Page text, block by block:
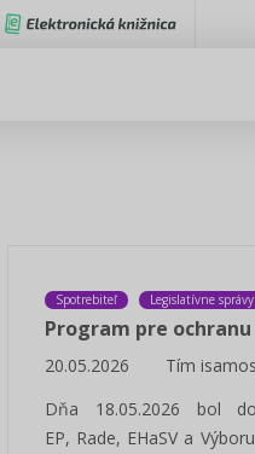
Spotrebiteľ Legislatívne správy
Program pre
20.05.2026
Tím
Dňa 18.05.2026 bol
EP, Rade, EHaSV a